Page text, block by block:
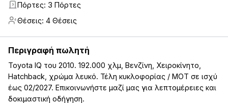
3 Πόρτες: 3 Πόρτες
4 Θέσεις: 4 Θέσεις
Περιγραφή πωλητή
Toyota IQ του 2010. 192.000 χλμ, Βενζίνη, Χειροκίνητο,
Hatchback, χρώμα λευκό. Τέλη κυκλοφορίας / ΜΟΤ σε ισχύ
έως 02/2027. Επικοινωνήστε μαζί μας για λεπτομέρειες και
δοκιμαστική οδήγηση.